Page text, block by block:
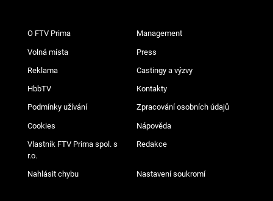
O FTV Prima Management
Volná místa Press
Reklama Castingy a výzvy
HbbTV Kontakty
Podmínky užívání Zpracování osobních údajů
Cookies Nápověda
Vlastník FTV Prima spol. s
r.o.
Redakce
Nahlásit chybu Nastavení soukromí